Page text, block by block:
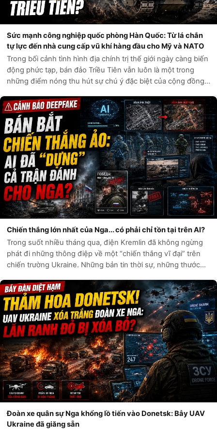
Sức mạnh công nghiệp quốc phòng Hàn Quốc: Từ lá chắn
tự lực đến nhà cung cấp vũ khí hàng đầu cho Mỹ và NATO
Trong bối cảnh tình hình địa chính trị thế giới ngày càng biến
động phức tạp, bán đảo Triều Tiên vẫn luôn là một trong
những điểm nóng thu hút sự chú ý đặc biệt của cộng đồng
các mối đe dọa t...
Chiến thắng lớn nhất của Nga... có phải chỉ tồn tại trên AI?
Trong suốt nhiều tháng qua, điện Kremlin đã không ngừng
phát đi những thông điệp về một “chiến thắng vĩ đại” trên
chiến trường Ukraine. Những bản tin thời sự, những thước
ngợi sức mạnh quân...
Đoàn xe quân sự Nga khổng lồ tiến vào Donetsk: Bẫy UAV
Ukraine đã giăng sẵn